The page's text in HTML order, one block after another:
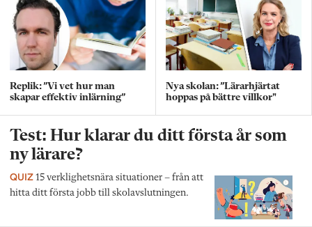
Replik: ”Vi vet hur man
skapar effektiv inlärning”
Nya skolan: ”Lärarhjärtat
hoppas på bättre villkor"
Test: Hur klarar du ditt första år som
ny lärare?
QUIZ 15 verklighetsnära situationer – från att
hitta ditt första jobb till skolavslutningen.